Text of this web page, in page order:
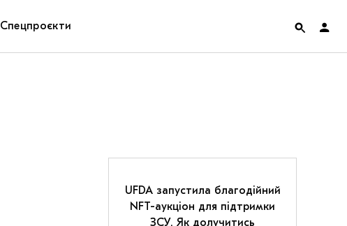
Спецпроєкти
UFDA запустила благодійний
NFT-аукціон для підтримки
ЗСУ. Як долучитись